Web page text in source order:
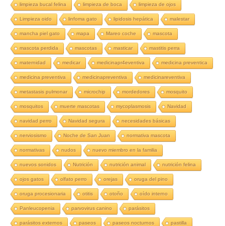
limpieza bucal felina limpieza de boca limpieza de ojos
Limpieza oido linfoma gato lipidosis hepática malestar
mancha piel gato mapa Mareo coche mascota
mascota perdida mascotas masticar mastitis perra
maternidad medicar medicinapr4eventiva medicina preventica
medicina preventiva medicinapreventiva medicinareventiva
metastasis pulmonar microchip mordedores mosquito
mosquitos muerte mascotas mycoplasmosis Navidad
navidad perro Navidad segura necesidades básicas
nerviosismo Noche de San Juan normativa mascota
normativas nudos nuevo miembro en la familia
nuevos sonidos Nutrición nutrición animal nutrición felina
ojos gatos olfato perro orejas oruga del pino
oruga procesionaria otitis otoño oído interno
Panleucopenia parvovirus canino parásitos
parásitos externos paseos paseos nocturnos pastilla